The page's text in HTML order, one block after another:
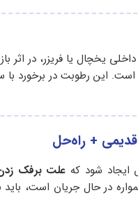
یخچال یا فریزر، در اثر
این رطوبت در برخورد
شود که علت برفک
در حال جریان است،